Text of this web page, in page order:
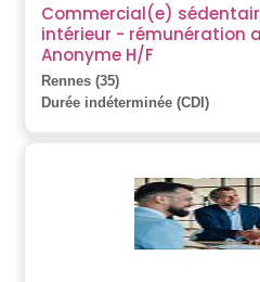
Commercial(e)
intérieur - rémunération
Anonyme H/F
Rennes (35)
Durée indéterminée (CDI)